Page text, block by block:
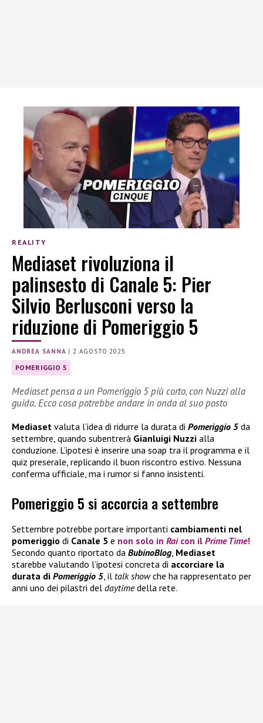
REALITY
Mediaset rivoluziona il
palinsesto di Canale 5: Pier
Silvio Berlusconi verso la
riduzione di Pomeriggio 5
ANDREA SANNA | 2 AGOSTO 2025
POMERIGGIO 5
Mediaset pensa a un Pomeriggio 5 più corto, con Nuzzi alla
guida. Ecco cosa potrebbe andare in onda al suo posto
Mediaset valuta l’idea di ridurre la durata di Pomeriggio 5 da
settembre, quando subentrerà Gianluigi Nuzzi alla
conduzione. L’ipotesi è inserire una soap tra il programma e il
quiz preserale, replicando il buon riscontro estivo. Nessuna
conferma ufficiale, ma i rumor si fanno insistenti.
Pomeriggio 5 si accorcia a settembre
Settembre potrebbe portare importanti cambiamenti nel
pomeriggio di Canale 5 e non solo in Raicon il Prime Time!
Secondo quanto riportato da BubinoBlog Mediaset
starebbe valutando l’ipotesi concreta di accorciare la
durata di Pomeriggio 5 , il talk showche ha rappresentato per
anni uno dei pilastri del daytimedella rete.